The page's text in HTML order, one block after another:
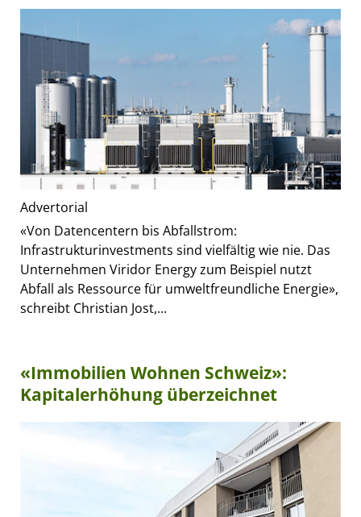
Advertorial
«Von Datencentern bis Abfallstrom:
Infrastrukturinvestments sind vielfältig wie nie. Das
Unternehmen Viridor Energy zum Beispiel nutzt
Abfall als Ressource für umweltfreundliche Energie»,
schreibt Christian Jost,...
«Immobilien Wohnen Schweiz»:
Kapitalerhöhung überzeichnet